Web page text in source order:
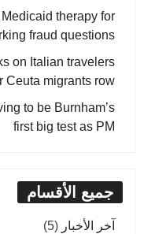
therapy for
fraud questions
on Italian travelers
Ceuta migrants row
to be Burnham’s
first big test as PM
جميع الأقسام
آخر الأخبار (5)